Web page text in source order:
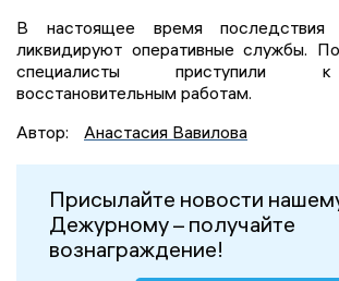
В настоящее время последствия
ликвидируют оперативные службы.
специалисты приступили
восстановительным работам.
Автор:
Анастасия Вавилова
Присылайте новости
Дежурному – получайте
вознаграждение!